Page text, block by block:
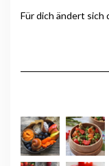
Für dich ändert sich